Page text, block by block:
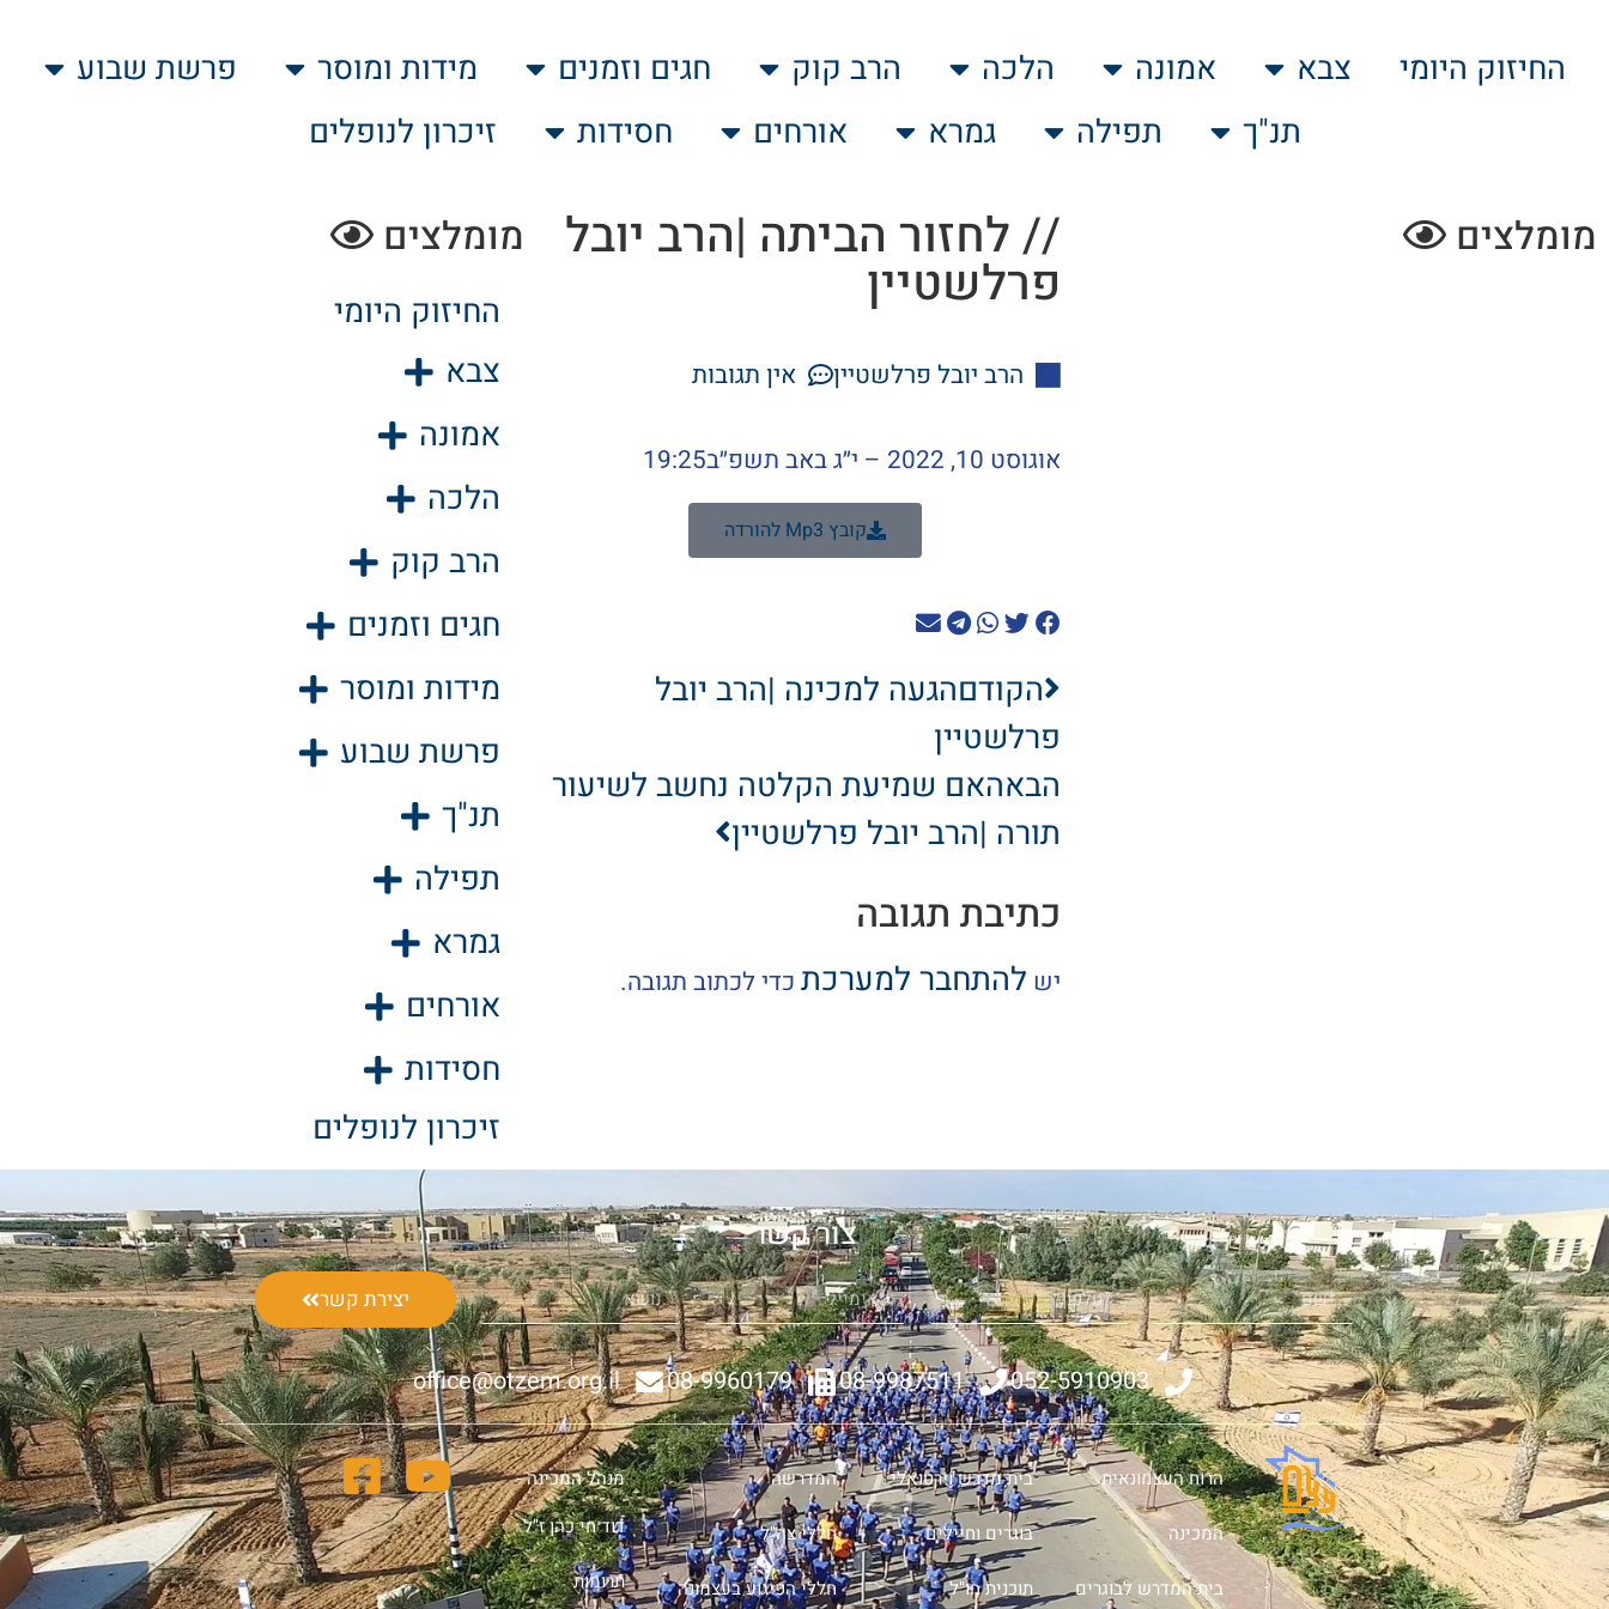
החיזוק היומי צבא אמונה הלכה הרב קוק חגים וזמנים מידות ומוסר
פרשת שבוע
תנ"ך
תפילה גמרא אורחים חסידות זיכרון לנופלים
מומלצים // לחזור הביתה |הרב יובל
פרלשטיין
הרב יובל פרלשטיין אין תגובות
אוגוסט 10, 2022 – י״ג באב תשפ״ב 19:25
קובץ Mp3 להורדה
הקודםהגעה למכינה |הרב יובל
פרלשטיין
הבאהאם שמיעת הקלטה נחשב לשיעור
תורה |הרב יובל פרלשטיין
כתיבת תגובה
יש להתחבר למערכתכדי לכתוב תגובה.
מומלצים
החיזוק היומי
צבא
אמונה
הלכה
הרב קוק
חגים וזמנים
מידות ומוסר
פרשת שבוע
תנ"ך
תפילה
גמרא
אורחים
חסידות
זיכרון לנופלים
צור קשר
יצירת קשר
052-5910903
08-9987511
08-9960179
office@otzem.org.il
הרוח העצמונאית
המכינה
בית המדרש לבוגרים
בית מדרש וירטואלי
בוגרים וחיילים
תוכנית חו"ל
המדרשה
חללי צה"ל
חללי הפיגוע בעצמונה
מנהל המכינה -
דוד חי כהן ז"ל
תרומות